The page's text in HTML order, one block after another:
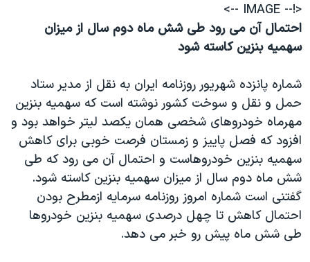
<!-- IMAGE -->
احتمال آن می رود طی شش ماه دوم سال از ميزان
سهميه بنزين کاسته شود
شماره پانزده شهريور روزنامه ايران به نقل از مدير ستاد
حمل و نقل و سوخت کشور نوشته است که سهميه بنزين
مهرماه خودروهای شخصی همان يکصد ليتر خواهد بود و
افزود که فصل پاييز و زمستان فرصت خوبی برای کاهش
سهميه بنزين خودروهاست و احتمال آن می رود که طی
شش ماه دوم سال از ميزان سهميه بنزين کاسته شود.
گفتنی است شماره امروز روزنامه سرمايه ازمطرح بودن
احتمال کاهش تا چهل درصدی سهميه بنزين خودروها
طی شش ماه پيش رو خبر می دهد.